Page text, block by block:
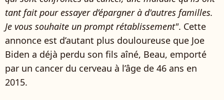
tant fait pour essayer d’épargner à d'autres familles.
Je vous souhaite un prompt rétablissement". Cette
annonce est d’autant plus douloureuse que Joe
Biden a déjà perdu son fils aîné, Beau, emporté
par un cancer du cerveau à l’âge de 46 ans en
2015.